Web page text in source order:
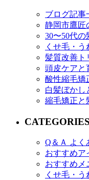
ブログ記事
静岡市鷹
30〜50代
くせ毛・
髪質改善
頭皮ケア
酸性縮毛
白髪ぼか
縮毛矯正
CATEGORIES
Q＆Ａ よく
おすすめア
おすすめメ
くせ毛・う